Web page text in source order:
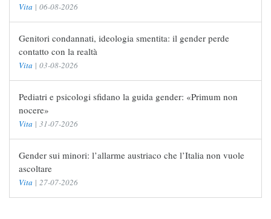
Vita | 06-08-2026
Genitori condannati, ideologia smentita: il gender perde
contatto con la realtà
Vita | 03-08-2026
Pediatri e psicologi sfidano la guida gender: «Primum non
nocere»
Vita | 31-07-2026
Gender sui minori: l’allarme austriaco che l’Italia non vuole
ascoltare
Vita | 27-07-2026